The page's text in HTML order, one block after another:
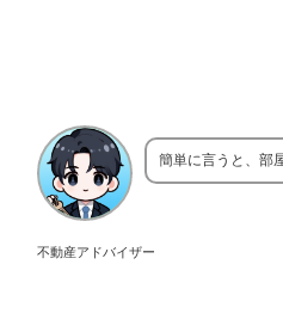
不動産アドバイザー
簡単に言うと、部